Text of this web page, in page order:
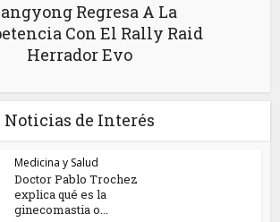
Regresa A La
Con El Rally Raid
Herrador Evo
Noticias de Interés
Medicina y Salud
Doctor Pablo Trochez
explica qué es la
ginecomastia o...